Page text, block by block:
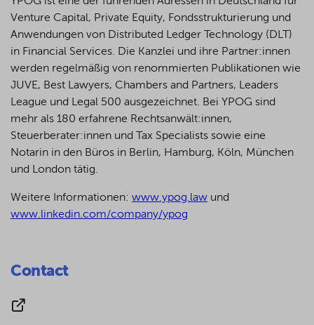
Venture Capital, Private Equity, Fondsstrukturierung und
Anwendungen von Distributed Ledger Technology (DLT)
in Financial Services. Die Kanzlei und ihre Partner:innen
werden regelmäßig von renommierten Publikationen wie
JUVE, Best Lawyers, Chambers and Partners, Leaders
League und Legal 500 ausgezeichnet. Bei YPOG sind
mehr als 180 erfahrene Rechtsanwält:innen,
Steuerberater:innen und Tax Specialists sowie eine
Notarin in den Büros in Berlin, Hamburg, Köln, München
und London tätig.
Weitere Informationen: www.ypog.law und
www.linkedin.com/company/ypog
Contact